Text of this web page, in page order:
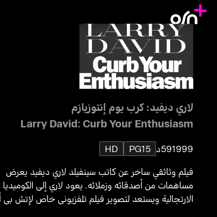
لاري ديفيد: كرب يوم إنتوزيازم
Larry David: Curb Your Enthusiasm
199959د PG15
HD
فيلم وثائقي ساخر عن كاتب سينفيلد لاري ديفيد يعرض
مساهمات من أصدقائه وزملائه. يعود لاري إلى الكوميديا ​​
الارتجالية ويستعد لتصوير فيلم تلفزيوني خاص لإتش بي